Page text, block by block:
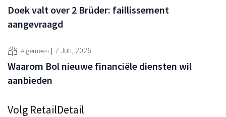
Doek valt over 2 Brüder: faillissement
aangevraagd
Algemeen 7 Juli, 2026
Waarom Bol nieuwe financiële diensten wil
aanbieden
Volg RetailDetail